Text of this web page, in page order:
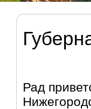
Рад